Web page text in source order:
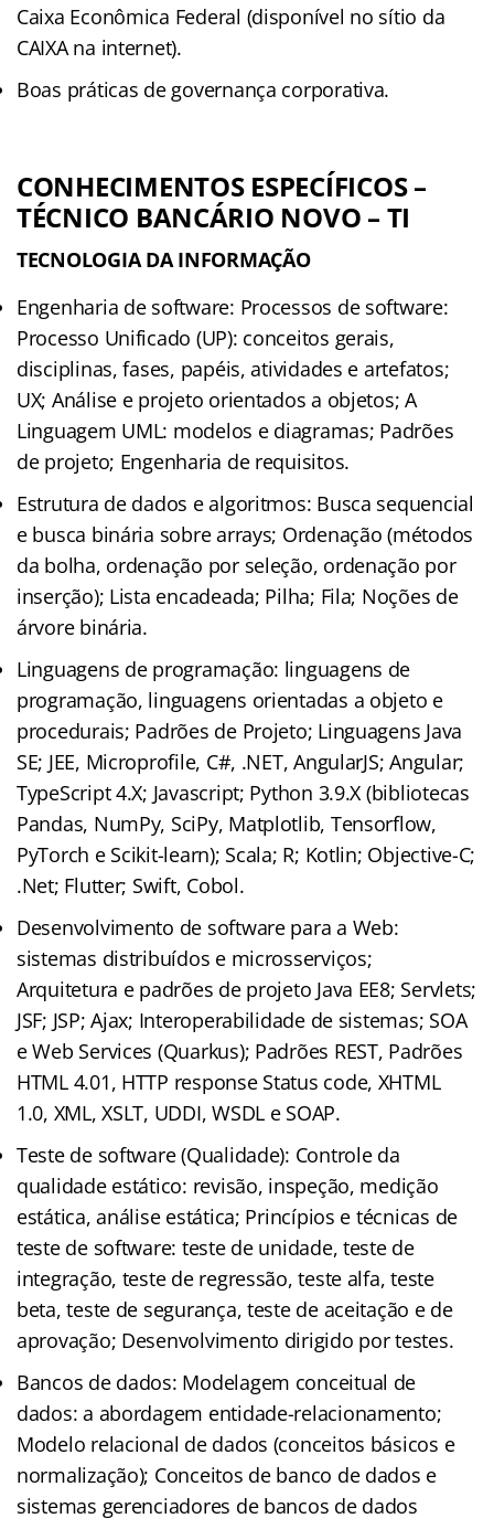
Caixa Econômica Federal (disponível no sítio da
CAIXA na internet).
Boas práticas de governança corporativa.
CONHECIMENTOS ESPECÍFICOS –
TÉCNICO BANCÁRIO NOVO – TI
TECNOLOGIA DA INFORMAÇÃO
Engenharia de software: Processos de software:
Processo Unificado (UP): conceitos gerais,
disciplinas, fases, papéis, atividades e artefatos;
UX; Análise e projeto orientados a objetos; A
Linguagem UML: modelos e diagramas; Padrões
de projeto; Engenharia de requisitos.
Estrutura de dados e algoritmos: Busca sequencial
e busca binária sobre arrays; Ordenação (métodos
da bolha, ordenação por seleção, ordenação por
inserção); Lista encadeada; Pilha; Fila; Noções de
árvore binária.
Linguagens de programação: linguagens de
programação, linguagens orientadas a objeto e
procedurais; Padrões de Projeto; Linguagens Java
SE; JEE, Microprofile, C#, .NET, AngularJS; Angular;
TypeScript 4.X; Javascript; Python 3.9.X (bibliotecas
Pandas, NumPy, SciPy, Matplotlib, Tensorflow,
PyTorch e Scikit-learn); Scala; R; Kotlin; Objective-C;
.Net; Flutter; Swift, Cobol.
Desenvolvimento de software para a Web:
sistemas distribuídos e microsserviços;
Arquitetura e padrões de projeto Java EE8; Servlets;
JSF; JSP; Ajax; Interoperabilidade de sistemas; SOA
e Web Services (Quarkus); Padrões REST, Padrões
HTML 4.01, HTTP response Status code, XHTML
1.0, XML, XSLT, UDDI, WSDL e SOAP.
Teste de software (Qualidade): Controle da
qualidade estático: revisão, inspeção, medição
estática, análise estática; Princípios e técnicas de
teste de software: teste de unidade, teste de
integração, teste de regressão, teste alfa, teste
beta, teste de segurança, teste de aceitação e de
aprovação; Desenvolvimento dirigido por testes.
Bancos de dados: Modelagem conceitual de
dados: a abordagem entidade-relacionamento;
Modelo relacional de dados (conceitos básicos e
normalização); Conceitos de banco de dados e
sistemas gerenciadores de bancos de dados